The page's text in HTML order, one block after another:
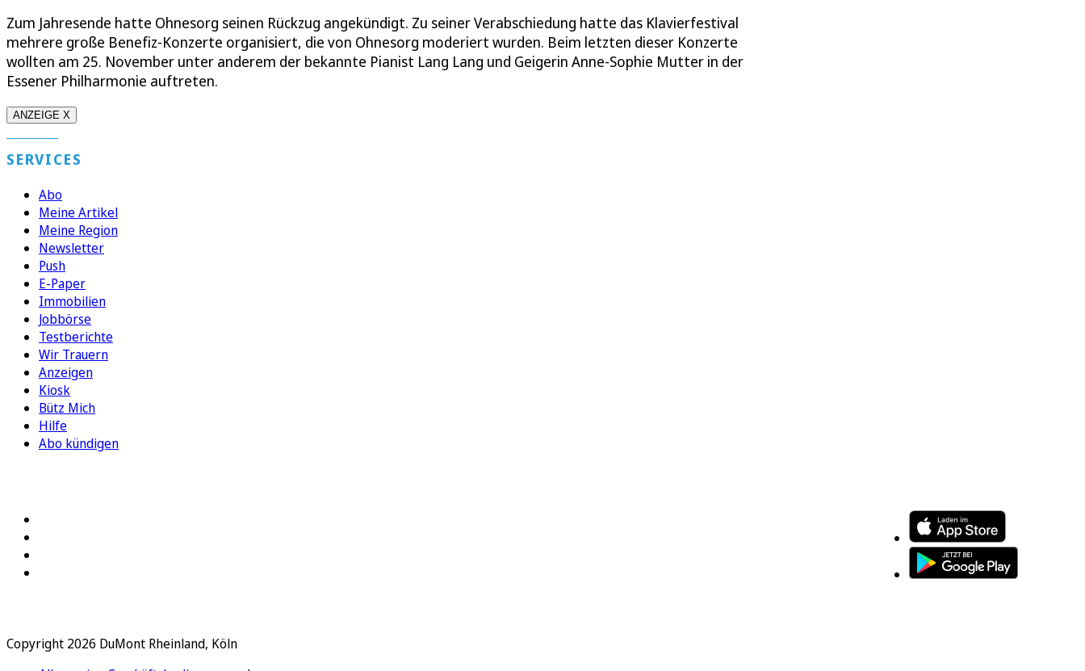
Zum Jahresende hatte Ohnesorg seinen Rückzug angekündigt. Zu seiner Verabschiedung hatte das Klavierfestival
mehrere große Benefiz-Konzerte organisiert, die von Ohnesorg moderiert wurden. Beim letzten dieser Konzerte
wollten am 25. November unter anderem der bekannte Pianist Lang Lang und Geigerin Anne-Sophie Mutter in der
Essener Philharmonie auftreten.
ANZEIGE X
SERVICES
Abo
Meine Artikel
Meine Region
Newsletter
Push
E-Paper
Immobilien
Jobbörse
Testberichte
Wir Trauern
Anzeigen
Kiosk
Bütz Mich
Hilfe
Abo kündigen
Copyright 2026 DuMont Rheinland, Köln